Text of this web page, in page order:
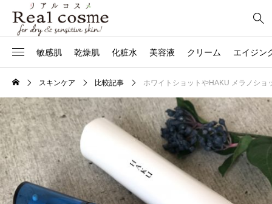
敏感肌 乾燥肌 化粧水 美容液 クリーム エイジン
スキンケア 比較記事 ホワイトショットやHAKU メラノシ